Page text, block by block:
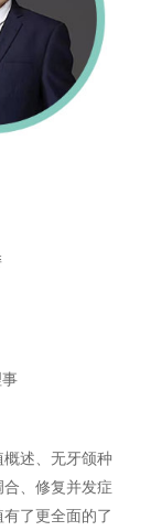
述、无牙颌种
、修复并发症
了更全面的了